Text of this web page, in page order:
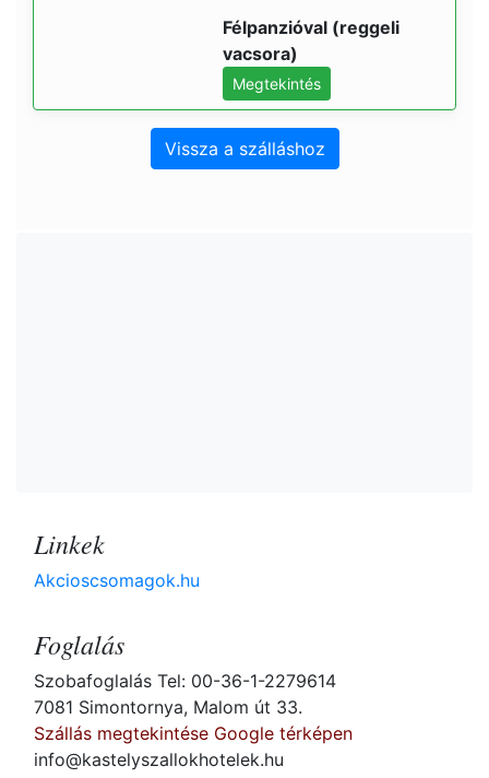
Félpanzióval (reggeli
vacsora)
Megtekintés
Vissza a szálláshoz
Linkek
Akcioscsomagok.hu
Foglalás
Szobafoglalás Tel: 00-36-1-2279614
7081 Simontornya, Malom út 33.
Szállás megtekintése Google térképen
info@kastelyszallokhotelek.hu